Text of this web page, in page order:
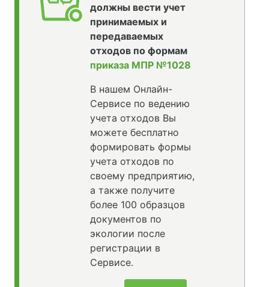
должны вести учет
принимаемых и
передаваемых
отходов по формам
приказа МПР №1028
В нашем Онлайн-
Сервисе по ведению
учета отходов Вы
можете бесплатно
формировать формы
учета отходов по
своему предприятию,
а также получите
более 100 образцов
документов по
экологии после
регистрации в
Сервисе.